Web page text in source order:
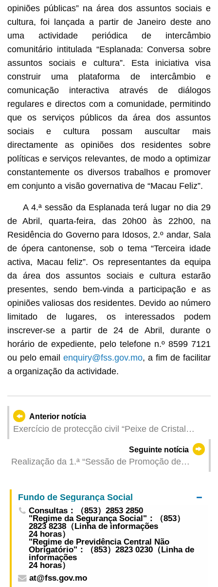
opiniões públicas” na área dos assuntos sociais e
cultura, foi lançada a partir de Janeiro deste ano
uma actividade periódica de intercâmbio
comunitário intitulada “Esplanada: Conversa sobre
assuntos sociais e cultura”. Esta iniciativa visa
construir uma plataforma de intercâmbio e
comunicação interactiva através de diálogos
regulares e directos com a comunidade, permitindo
que os serviços públicos da área dos assuntos
sociais e cultura possam auscultar mais
directamente as opiniões dos residentes sobre
políticas e serviços relevantes, de modo a optimizar
constantemente os diversos trabalhos e promover
em conjunto a visão governativa de “Macau Feliz”.
A 4.ª sessão da Esplanada terá lugar no dia 29
de Abril, quarta-feira, das 20h00 às 22h00, na
Residência do Governo para Idosos, 2.º andar, Sala
de ópera cantonense, sob o tema “Terceira idade
activa, Macau feliz”. Os representantes da equipa
da área dos assuntos sociais e cultura estarão
presentes, sendo bem-vinda a participação e as
opiniões valiosas dos residentes. Devido ao número
limitado de lugares, os interessados ​​podem
inscrever-se a partir de 24 de Abril, durante o
horário de expediente, pelo telefone n.º 8599 7121
ou pelo email enquiry@fss.gov.mo, a fim de facilitar
a organização da actividade.
Anterior notícia
Exercício de protecção civil “Peixe de Cristal
divulgação das informações relacionadas na
Conta Única de Macau
Seguinte notícia
Realização da 1.ª “Sessão de Promoção de
Espanha”, contando com 43 assinaturas de
projectos de cooperação e 104 sessões de
bolsas de contactos
Fundo de Segurança Social
Consultas：（853）2853 2850
"Regime da Segurança Social"：（853）
2823 8238（Linha de informações
24 horas）
"Regime de Previdência Central Não
Obrigatório"：（853）2823 0230（Linha de
informações
24 horas）
at@fss.gov.mo